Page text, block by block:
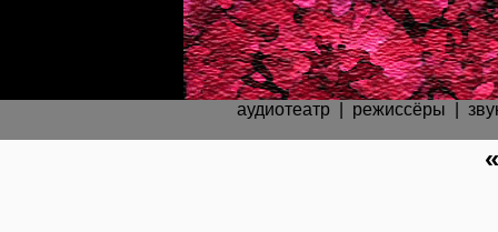
аудиотеатр режиссёры